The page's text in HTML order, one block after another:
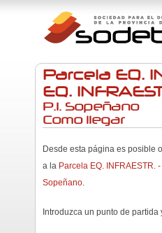
Parcela EQ.
EQ.
P.I. Sopeñano
Como llegar
Desde esta página es posible
a la Parcela EQ. INFRAESTR.
Sopeñano.
Introduzca un punto de